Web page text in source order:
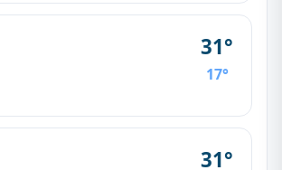
31°
17°
31°